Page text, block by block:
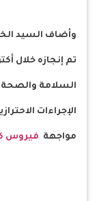
وأضاف السيد
تم إنجازه خلال
الإجراءات
مواجهة فيروس